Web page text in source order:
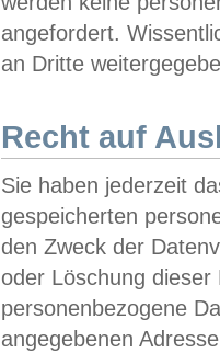
angefordert.
an Dritte
Recht auf
Sie haben jederzeit
gespeicherten
den Zweck der
oder Löschung
personenbezogene
angegebenen